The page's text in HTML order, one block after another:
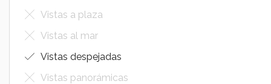
Vistas a plaza
Vistas al mar
Vistas despejadas
Vistas panorámicas